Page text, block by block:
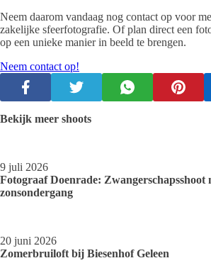
Neem daarom vandaag nog contact op voor
zakelijke sfeerfotografie. Of plan direct een
op een unieke manier in beeld te brengen.
Neem contact op!
Bekijk meer shoots
9 juli 2026
Fotograaf Doenrade: Zwangerschapsshoot
zonsondergang
20 juni 2026
Zomerbruiloft bij Biesenhof Geleen